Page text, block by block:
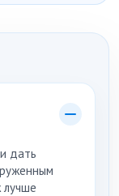
дать
лучше